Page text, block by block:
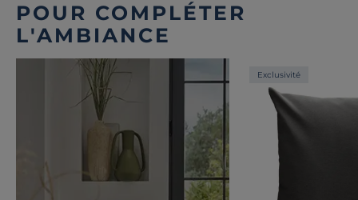
POUR COMPLÉTER
L'AMBIANCE
Exclusivité